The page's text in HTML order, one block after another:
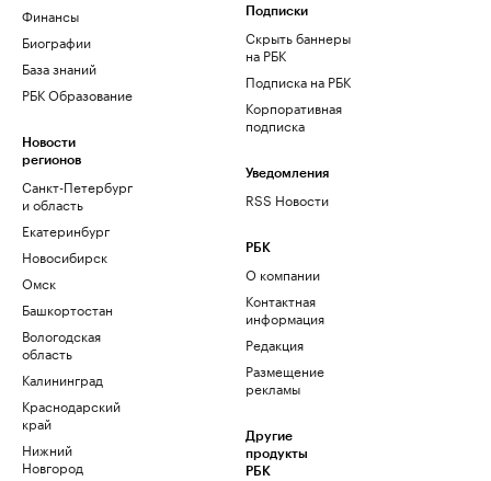
Финансы
Биографии
База знаний
РБК Образование
Новости
регионов
Санкт-Петербург
и область
Екатеринбург
Новосибирск
Омск
Башкортостан
Вологодская
область
Калининград
Краснодарский
край
Нижний
Новгород
Подписки
Скрыть баннеры
на РБК
Подписка на РБК
Корпоративная
подписка
Уведомления
RSS Новости
РБК
О компании
Контактная
информация
Редакция
Размещение
рекламы
Другие
продукты
РБК